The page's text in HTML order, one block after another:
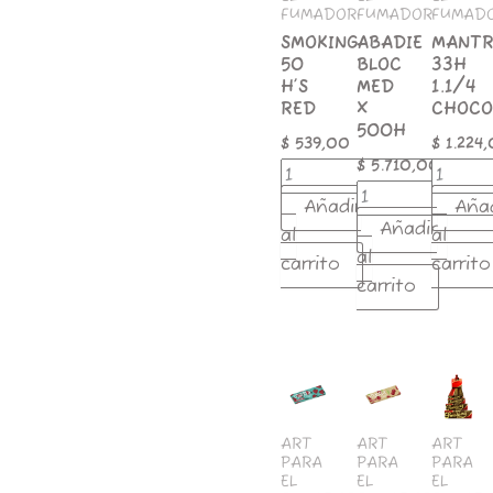
FUMADOR
SMOKING
50
H’S
RED
$ 539,00
Añadir
al
carrito
FUMADOR
ABADIE
BLOC
MED
X
500H
$5.710,00
Añadir
al
carrito
33H
1.1/4
$
al
carrito
ART
PARA
EL
33H
STRAWBERRY
cantidad
ART
PARA
EL
33H
CHERRY
cantidad
ART
PARA
EL
SMOKING
BROWN
MEDIUM
50HS
cantidad